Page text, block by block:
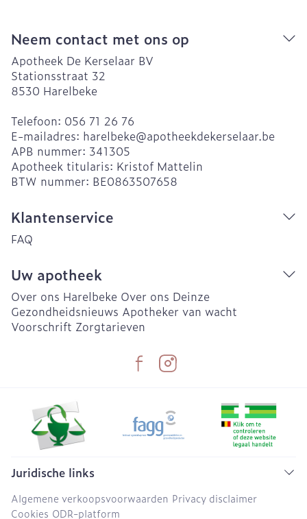
Neem contact met ons op
Apotheek De Kerselaar BV
Stationsstraat 32
8530 Harelbeke
Telefoon: 056 71 26 76
E-mailadres: harelbeke@apotheekdekerselaar.be
APB nummer: 341305
Apotheek titularis: Kristof Mattelin
BTW nummer: BE0863507658
Klantenservice
FAQ
Uw apotheek
Over ons Harelbeke Over ons Deinze
Gezondheidsnieuws Apotheker van wacht
Voorschrift Zorgtarieven
Juridische links
Algemene verkoopsvoorwaarden Privacy disclaimer
Cookies ODR-platform